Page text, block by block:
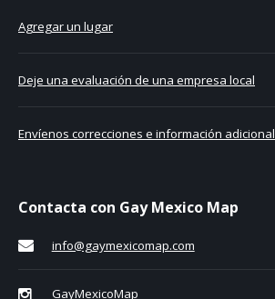
Agregar un lugar
Deje una evaluación de una empresa local
Envíenos correcciones e información adicional
Contacta con Gay Mexico Map
info@gaymexicomap.com
GayMexicoMap